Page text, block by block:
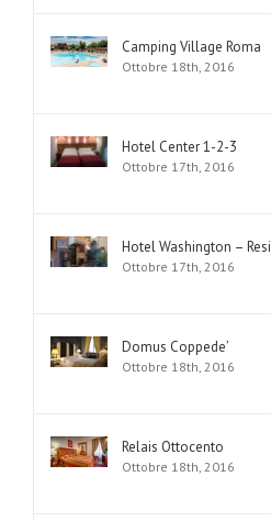
Camping Village Roma
Ottobre 18th, 2016
Hotel Center 1-2-3
Ottobre 17th, 2016
Hotel Washington – Resi
Ottobre 17th, 2016
Domus Coppede’
Ottobre 18th, 2016
Relais Ottocento
Ottobre 18th, 2016